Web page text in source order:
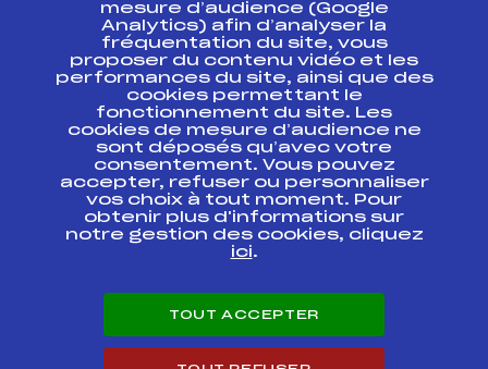
Ressources
Pass’Neige
Projet sportif fédéral
Projet de performance fédéral
Antidopage
Pôle Développement, Formation, Suivi
Scientifique
Listes ministérielles
Pôle vie de l’athlète
Enseignement professionnel
Carrières
mesure d’audience (Google
Analytics) afin d’analyser la
fréquentation du site, vous
proposer du contenu vidéo et les
performances du site, ainsi que des
cookies permettant le
fonctionnement du site. Les
cookies de mesure d’audience ne
sont déposés qu’avec votre
consentement. Vous pouvez
accepter, refuser ou personnaliser
vos choix à tout moment. Pour
obtenir plus d'informations sur
notre gestion des cookies, cliquez
ici.
TOUT ACCEPTER